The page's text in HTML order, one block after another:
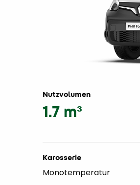
Nutzvolumen
1.7 m³
Karosserie
Monotemperatur